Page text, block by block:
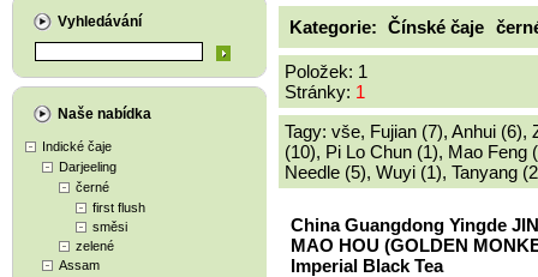
Vyhledávání
Naše nabídka
Indické čaje
Darjeeling
černé
first flush
směsi
zelené
Assam
Kategorie: Čínské čaje
Položek: 1
Stránky: 1
Tagy: vše, Fujian (7), Anhui (6),
(10), Pi Lo Chun (1), Mao Feng
Needle (5), Wuyi (1), Tanyang
China Guangdong Yingde JIN
MAO HOU (GOLDEN
Imperial Black Tea